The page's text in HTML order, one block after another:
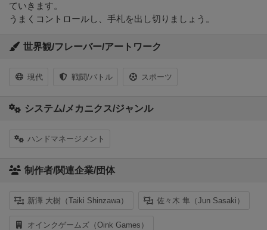
ていきます。
うまくコントロールし、手札を出し切りましょう。
世界観/フレーバー/アートワーク
現代 戦闘/バトル スポーツ
システム/メカニクス/ジャンル
ハンドマネージメント
制作者/関連企業/団体
新澤 大樹（Taiki Shinzawa） 佐々木 隼（Jun Sasaki）
オインクゲームズ（Oink Games）